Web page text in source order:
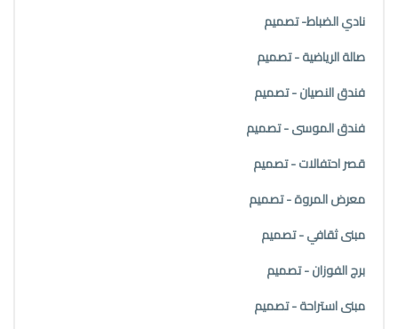
نادي الضباط- تصميم
صالة الرياضية - تصميم
فندق النصيان - تصميم
فندق الموسى - تصميم
قصر احتفالات - تصميم
معرض المروة - تصميم
مبنى ثقافي - تصميم
برج الفوزان - تصميم
مبنى استراحة - تصميم